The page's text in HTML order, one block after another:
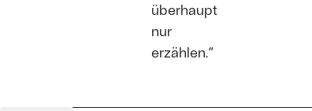
überhaupt
nur
erzählen.“